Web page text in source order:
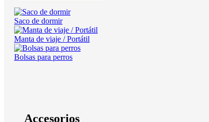
Saco de dormir
Manta de viaje / Portátil
Bolsas para perros
Accesorios